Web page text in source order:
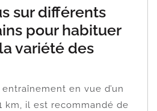
sur différents
pour habituer
variété des
en vue d’un
km, il est recommandé de